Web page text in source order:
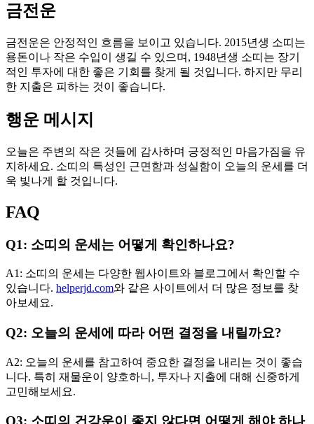
금전운
금전운은 안정적인 흐름을 보이고 있습니다. 2015년생 소띠는
용돈이나 작은 수입이 생길 수 있으며, 1948년생 소띠는 장기
적인 투자에 대한 좋은 기회를 찾게 될 것입니다. 하지만 무리
한 지출은 피하는 것이 좋습니다.
행운 메시지
오늘은 주변의 작은 것들에 감사하며 긍정적인 마음가짐을 유
지하세요. 소띠의 특성인 근면함과 성실함이 오늘의 운세를 더
욱 빛나게 할 것입니다.
FAQ
Q1: 소띠의 운세는 어떻게 확인하나요?
A1: 소띠의 운세는 다양한 웹사이트와 블로그에서 확인할 수
있습니다. helperjd.com와 같은 사이트에서 더 많은 정보를 찾
아보세요.
Q2: 오늘의 운세에 따라 어떤 결정을 내릴까요?
A2: 오늘의 운세를 참고하여 중요한 결정을 내리는 것이 좋습
니다. 특히 재물운이 양호하니, 투자나 지출에 대해 신중하게
고민해보세요.